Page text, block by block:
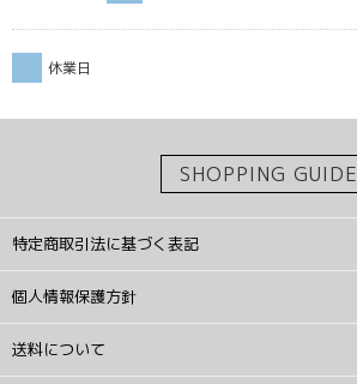
休業日
SHOPPING GUIDE
特定商取引法に基づく表記
個人情報保護方針
送料について